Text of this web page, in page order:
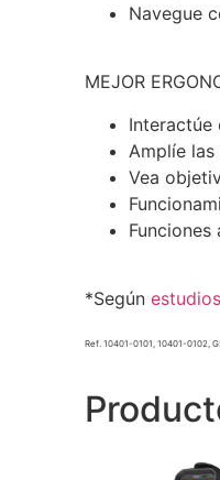
Navegue
MEJOR
Interactúe
Amplíe
Vea
*Según
Ref. 10401-0101, 10401-0102,